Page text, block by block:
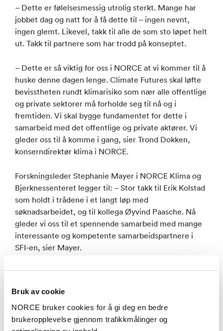
Bruk av cookie
NORCE bruker cookies for å gi deg en bedre
brukeropplevelse gjennom trafikkmålinger og
– Dette er følelsesmessig utrolig sterkt. Mange har
jobbet dag og natt for å få dette til – ingen nevnt,
ingen glemt. Likevel, takk til alle de som sto løpet helt
ut. Takk til partnere som har trodd på konseptet.
– Dette er så viktig for oss i NORCE at vi kommer til å
huske denne dagen lenge. Climate Futures skal løfte
bevisstheten rundt klimarisiko som nær alle offentlige
og private sektorer må forholde seg til nå og i
fremtiden. Vi skal bygge fundamentet for dette i
samarbeid med det offentlige og private aktører. Vi
gleder oss til å komme i gang, sier Trond Dokken,
konserndirektør klima i NORCE.
Forskningsleder Stephanie Mayer i NORCE Klima og
Bjerknessenteret legger til: – Stor takk til Erik Kolstad
som holdt i trådene i et langt løp med
søknadsarbeidet, og til kollega Øyvind Paasche. Nå
gleder vi oss til et spennende samarbeid med mange
interessante og kompetente samarbeidspartnere i
SFI-en, sier Mayer.
Det overordnete målet med SFI-ordningen er å bidra
næringsliv gjennom langsiktig forskning. En SFI
etableres for en periode på maksimalt åtte år.